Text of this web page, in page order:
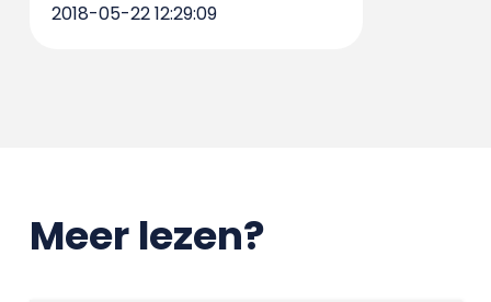
2018-05-22 12:29:09
Meer lezen?